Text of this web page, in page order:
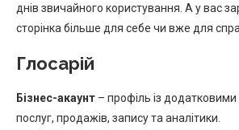
днів звичайного користування. А у вас
сторінка більше для себе чи вже для
Глосарій
Бізнес-акаунт – профіль із
послуг, продажів, запису та аналітики.